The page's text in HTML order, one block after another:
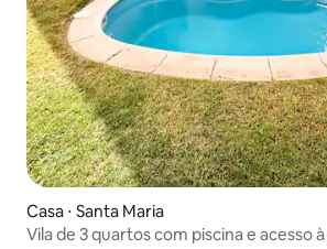
Casa ⋅ Santa Maria
Vila de 3 quartos com piscina e acesso